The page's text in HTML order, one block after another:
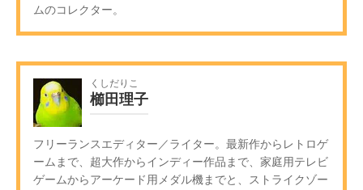
ムのコレクター。
くしだりこ
櫛田理子
フリーランスエディター／ライター。最新作からレトロゲ
ームまで、超大作からインディー作品まで、家庭用テレビ
ゲームからアーケード用メダル機までと、ストライクゾー